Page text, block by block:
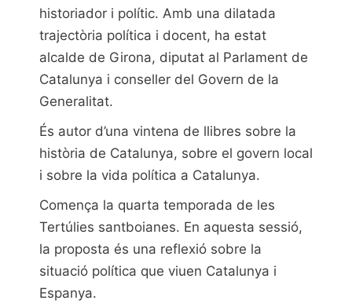
historiador i polític. Amb una dilatada
trajectòria política i docent, ha estat
alcalde de Girona, diputat al Parlament de
Catalunya i conseller del Govern de la
Generalitat.
És autor d’una vintena de llibres sobre la
història de Catalunya, sobre el govern local
i sobre la vida política a Catalunya.
Comença la quarta temporada de les
Tertúlies santboianes. En aquesta sessió,
la proposta és una reflexió sobre la
situació política que viuen Catalunya i
Espanya.